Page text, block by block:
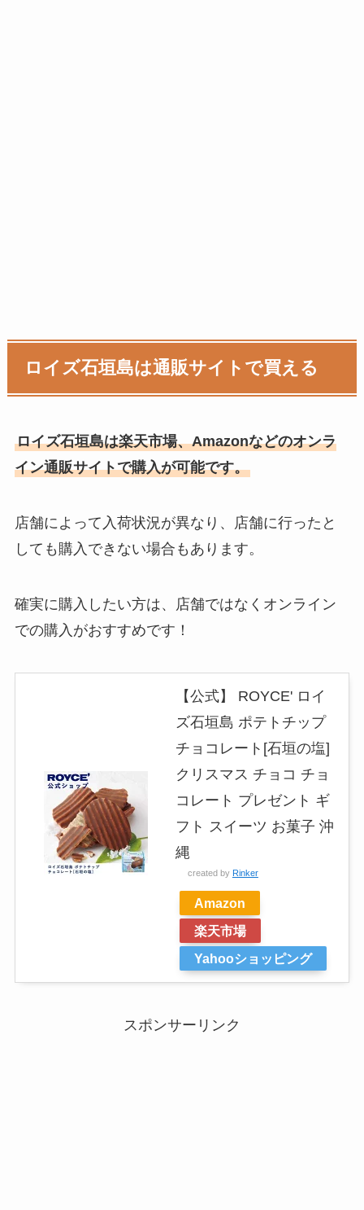
ロイズ石垣島は通販サイトで買える
ロイズ石垣島は楽天市場、Amazonなどのオンラ
イン通販サイトで購入が可能です。
店舗によって入荷状況が異なり、店舗に行ったと
しても購入できない場合もあります。
確実に購入したい方は、店舗ではなくオンライン
での購入がおすすめです！
【公式】 ROYCE' ロイ
ズ石垣島 ポテトチップ
チョコレート[石垣の塩]
クリスマス チョコ チョ
コレート プレゼント ギ
フト スイーツ お菓子 沖
縄
created by Rinker
Amazon
楽天市場
Yahooショッピング
スポンサーリンク